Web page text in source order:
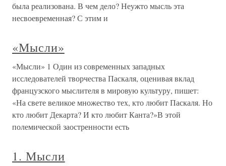
была реализована. В чем дело? Неужто мысль эта
несвоевременная? С этим и
«Мысли»
«Мысли» 1 Один из современных западных
исследователей творчества Паскаля, оценивая вклад
французского мыслителя в мировую культуру, пишет:
«На свете великое множество тех, кто любит Паскаля. Но
кто любит Декарта? И кто любит Канта?»В этой
полемической заостренности есть
1. Мысли